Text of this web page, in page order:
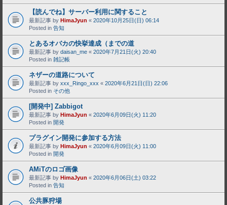
【読んでね】サーバー利用に関すること
最新記事 by HimaJyun « 2020年10月25日(日) 06:14
Posted in 告知
とあるオバカの快挙達成（までの道
最新記事 by daisan_me « 2020年7月21日(火) 20:40
Posted in 雑記帳
ネザーの道路について
最新記事 by xxx_Ringo_xxx « 2020年6月21日(日) 22:06
Posted in その他
[開発中] Zabbigot
最新記事 by HimaJyun « 2020年6月09日(火) 11:20
Posted in 開発
プラグイン開発に参加する方法
最新記事 by HimaJyun « 2020年6月09日(火) 11:00
Posted in 開発
AMiTのロゴ画像
最新記事 by HimaJyun « 2020年6月06日(土) 03:22
Posted in 告知
公共豚狩場